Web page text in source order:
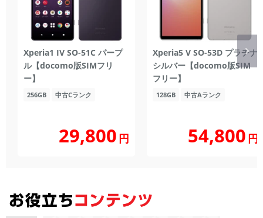
Xperia1 IV SO-51C パープ
ル【docomo版SIMフリ
ー】
256GB 中古Cランク
29,800円
Xperia5 V SO-53D プラチナ
シルバー【docomo版SIM
フリー】
128GB 中古Aランク
54,800円